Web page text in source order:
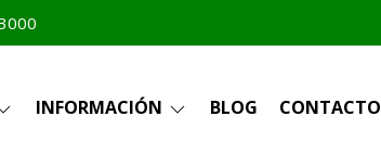
INFORMACIÓN BLOG CONTACTO